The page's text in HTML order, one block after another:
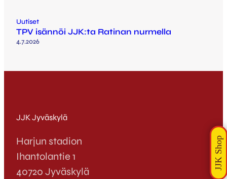
Uutiset
TPV isännöi JJK:ta Ratinan nurmella
4.7.2026
JJK Jyväskylä
Harjun stadion
Ihantolantie 1
40720 Jyväskylä